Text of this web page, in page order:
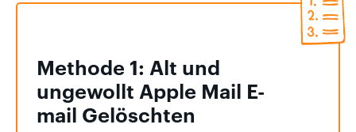
Methode 1: Alt und
ungewollt Apple Mail E-
mail Gelöschten